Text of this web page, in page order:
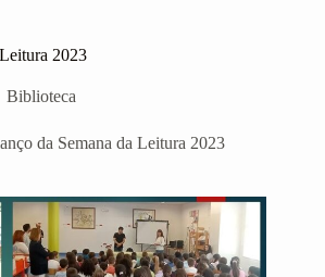
2023
Biblioteca
da Semana da Leitura 2023